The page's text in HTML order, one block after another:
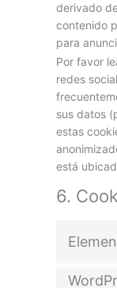
derivado
contenido
para
Por favor
redes
sus datos
estas
está
6.